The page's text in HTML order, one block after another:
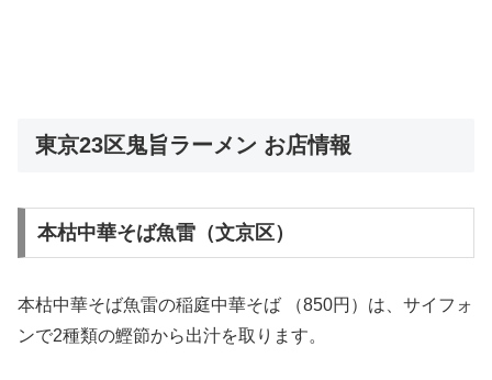
東京23区鬼旨ラーメン お店情報
本枯中華そば魚雷（文京区）
本枯中華そば魚雷の稲庭中華そば （850円）は、サイフォ
ンで2種類の鰹節から出汁を取ります。